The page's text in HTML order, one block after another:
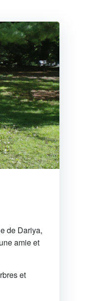
de Dariya,
amie et
et